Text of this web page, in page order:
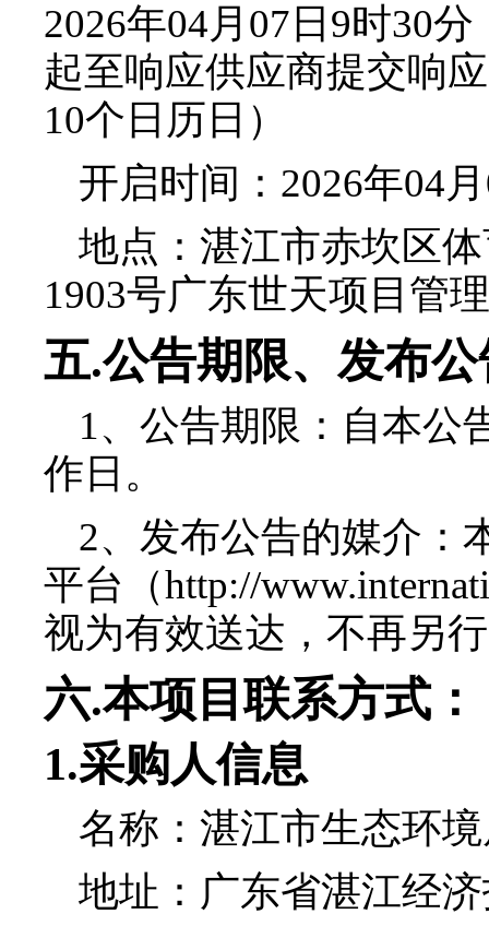
2026年04月07 日9时30分
起至响应供应商提交响
10个日历日）
开启时间 ：2026年04
地点： 湛江市赤坎区
1903号广东世天项目管
五.公告期限、发布
1、公告期限：自本公
作日。
2、发布公告的媒介：
平台（http://
视为有效送达，不再另
六.本项目联系方式：
1.采购人信息
名称：湛江市生态环
地址：广东省湛江经